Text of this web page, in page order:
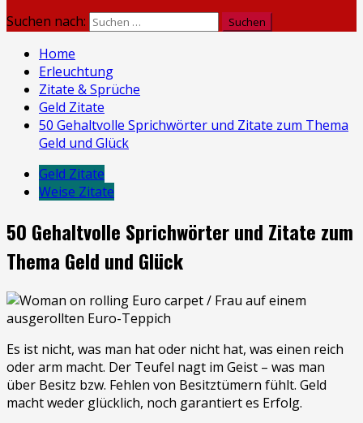
Suchen nach:
Home
Erleuchtung
Zitate & Sprüche
Geld Zitate
50 Gehaltvolle Sprichwörter und Zitate zum Thema
Geld und Glück
Geld Zitate
Weise Zitate
50 Gehaltvolle Sprichwörter und Zitate zum
Thema Geld und Glück
Es ist nicht, was man hat oder nicht hat, was einen reich
oder arm macht. Der Teufel nagt im Geist – was man
über Besitz bzw. Fehlen von Besitztümern fühlt. Geld
macht weder glücklich, noch garantiert es Erfolg.